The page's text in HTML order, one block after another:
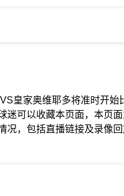
皇家奥维耶多将准时开始
可以收藏本页面，本页
况，包括直播链接及录像